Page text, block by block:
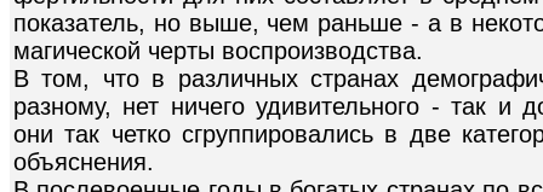
показатель, но выше, чем раньше - а в
магической черты воспроизводства.
В том, что в различных странах
разному, нет ничего удивительного - так и
они так четко сгруппировались в две
объяснения.